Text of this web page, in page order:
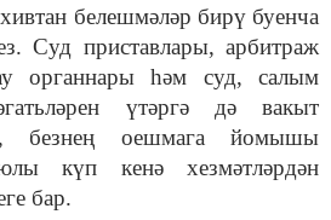
белешмәләр бирү буенча
Суд приставлары, арбитраж
органнары һәм суд, салым
үтәргә дә вакыт
безнең оешмага йомышы
күп кенә хезмәтләрдән
бар.